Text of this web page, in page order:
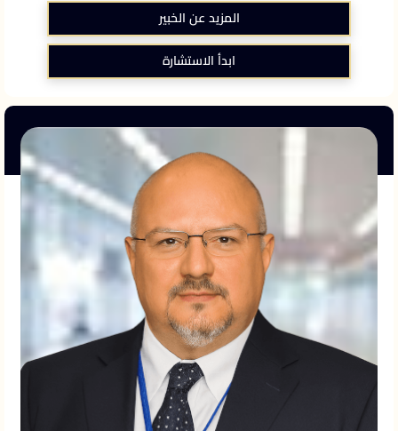
المزيد عن الخبير
ابدأ الاستشارة